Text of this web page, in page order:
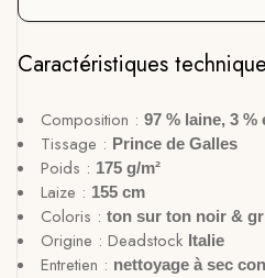
Caractéristiques
Composition : 97 % laine, 3 %
Tissage : Prince de Galles
Poids : 175 g/m²
Laize : 155 cm
Coloris : ton sur ton noir &
Origine : Deadstock Italie
Entretien : nettoyage à sec